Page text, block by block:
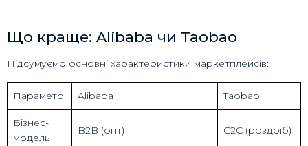
Що краще: Alibaba чи Taobao
Підсумуємо основні характеристики маркетплейсів:
Параметр Alibaba Taobao
Бізнес-
модель
B2B (опт) C2C (роздріб)